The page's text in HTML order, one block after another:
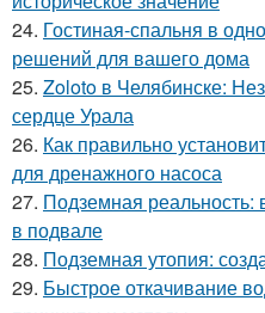
24. Гостиная-спальня в
решений для вашего дома
25. Zoloto в Челябинске:
сердце Урала
26. Как правильно
для дренажного насоса
27. Подземная реальность:
в подвале
28. Подземная утопия:
29. Быстрое откачивание